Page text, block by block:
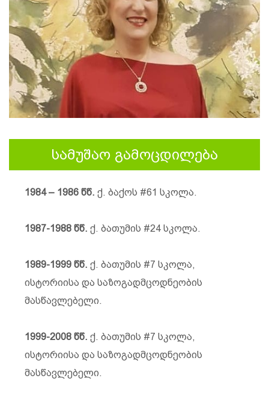
სამუშაო გამოცდილება
1984 – 1986 წწ. ქ. ბაქოს #61 სკოლა.
1987-1988 წწ. ქ. ბათუმის #24 სკოლა.
1989-1999 წწ. ქ. ბათუმის #7 სკოლა,
ისტორიისა და საზოგადმცოდნეობის
მასწავლებელი.
1999-2008 წწ. ქ. ბათუმის #7 სკოლა,
ისტორიისა და საზოგადმცოდნეობის
მასწავლებელი.